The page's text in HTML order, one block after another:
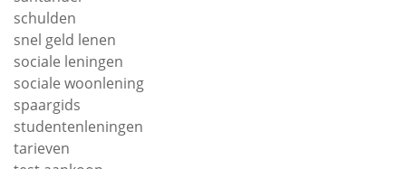
schulden
snel geld lenen
sociale leningen
sociale woonlening
spaargids
studentenleningen
tarieven